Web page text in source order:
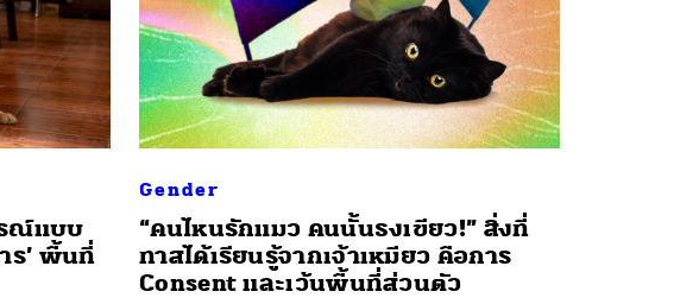
รณ์แบบ
ร’ พื้นที่
Gender
“คนไหนรักแมว คนนั้นธงเขียว!” สิ่งที่
ทาสได้เรียนรู้จากเจ้าเหมียว คือการ
Consent และเว้นพื้นที่ส่วนตัว